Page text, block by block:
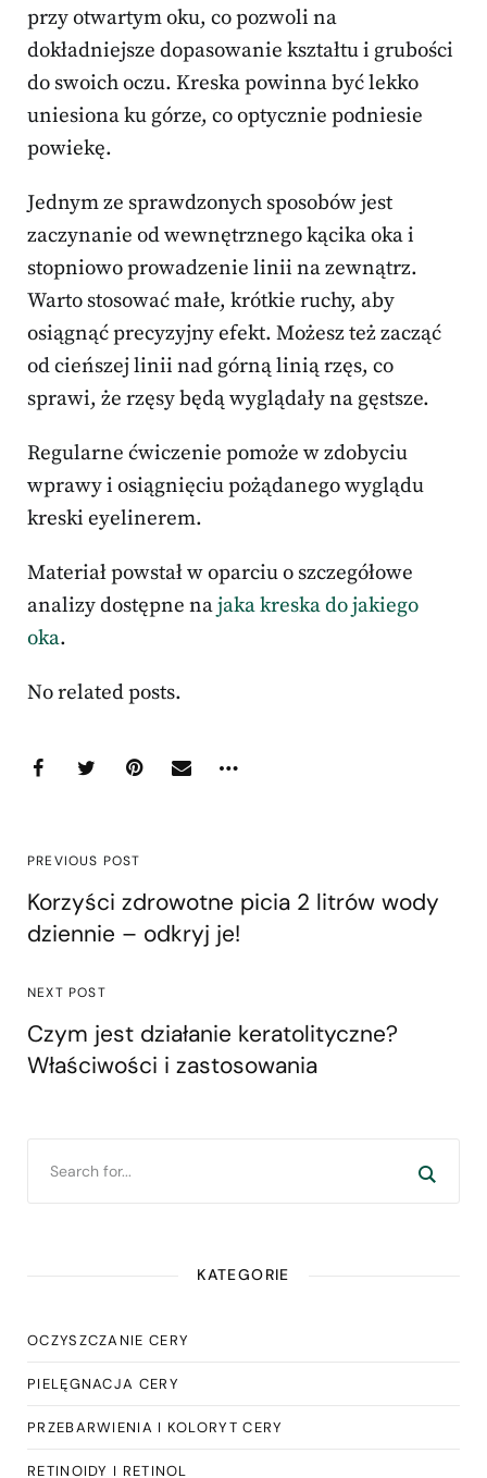
przy otwartym oku, co pozwoli na
dokładniejsze dopasowanie kształtu i grubości
do swoich oczu. Kreska powinna być lekko
uniesiona ku górze, co optycznie podniesie
powiekę.
Jednym ze sprawdzonych sposobów jest
zaczynanie od wewnętrznego kącika oka i
stopniowo prowadzenie linii na zewnątrz.
Warto stosować małe, krótkie ruchy, aby
osiągnąć precyzyjny efekt. Możesz też zacząć
od cieńszej linii nad górną linią rzęs, co
sprawi, że rzęsy będą wyglądały na gęstsze.
Regularne ćwiczenie pomoże w zdobyciu
wprawy i osiągnięciu pożądanego wyglądu
kreski eyelinerem.
Materiał powstał w oparciu o szczegółowe
analizy dostępne najaka kreska do jakiego
oka.
No related posts.
PREVIOUS POST
Korzyści zdrowotne picia 2 litrów wody
dziennie – odkryj je!
NEXT POST
Czym jest działanie keratolityczne?
Właściwości i zastosowania
KATEGORIE
OCZYSZCZANIE CERY
PIELĘGNACJA CERY
PRZEBARWIENIA I KOLORYT CERY
RETINOIDY I RETINOL